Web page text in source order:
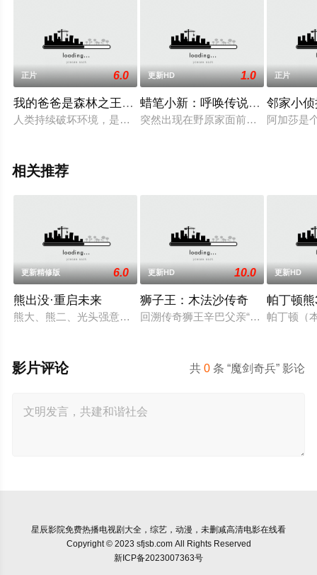
正片 6.0
我的爸爸是森林之王2(普通话)
人类持续破坏环境，是时候动物们该站出来捍卫生存权益…… 看
更新HD 1.0
蜡笔小新：呼唤传说！三分钟嘎
突然出现在野原家面前的时间和空间
正片
邻家小
阿加莎是
相关推荐
更新精修版 6.0
熊出没·重启未来
熊大、熊二、光头强意外地和来自未来世界的小亮一起穿越到
更新HD 10.0
狮子王：木法沙传奇
回溯传奇狮王辛巴父亲“木法沙”的荣
更新HD
帕丁顿
帕丁顿（
共0 条 “魔剑奇兵” 影论
影片评论
星辰影院免费热播电视剧大全，综艺，动漫，未删减高清电影在线看
Copyright © 2023 sfjsb.com All Rights Reserved
新ICP备2023007363号